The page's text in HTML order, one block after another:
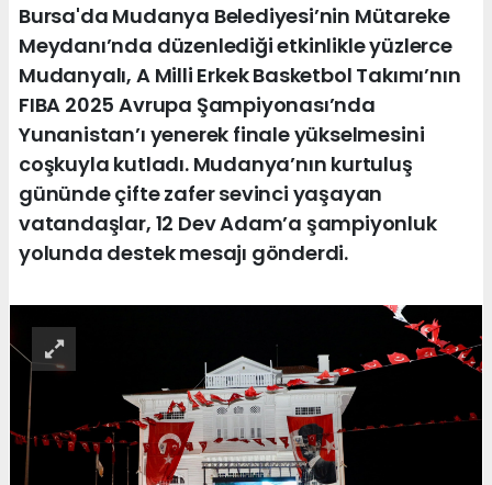
Bursa'da Mudanya Belediyesi’nin Mütareke
Meydanı’nda düzenlediği etkinlikle yüzlerce
Mudanyalı, A Milli Erkek Basketbol Takımı’nın
FIBA 2025 Avrupa Şampiyonası’nda
Yunanistan’ı yenerek finale yükselmesini
coşkuyla kutladı. Mudanya’nın kurtuluş
gününde çifte zafer sevinci yaşayan
vatandaşlar, 12 Dev Adam’a şampiyonluk
yolunda destek mesajı gönderdi.